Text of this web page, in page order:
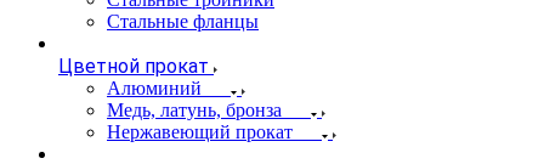
Стальные фланцы
Цветной прокат
Алюминий
Медь, латунь, бронза
Нержавеющий прокат